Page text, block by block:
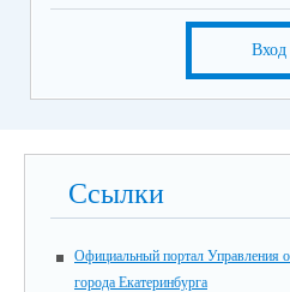
Вход
Ссылки
Официальный портал Управления
города Екатеринбурга